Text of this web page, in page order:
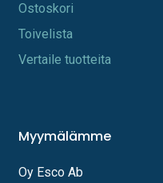
Os​toskori
Toi​velista
Vertaile tuotteita
Myymälämme
Oy Esco Ab